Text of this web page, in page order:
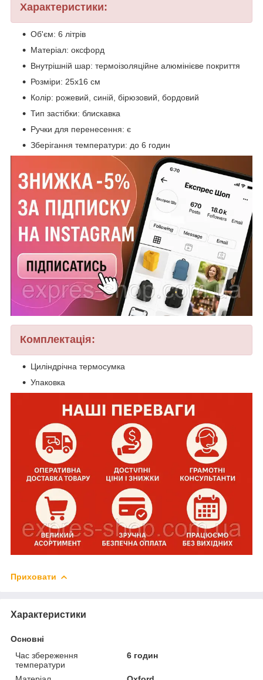
Характеристики:
Об'єм: 6 літрів
Матеріал: оксфорд
Внутрішній шар: термоізоляційне алюмінієве покриття
Розміри: 25х16 см
Колір: рожевий, синій, бірюзовий, бордовий
Тип застібки: блискавка
Ручки для перенесення: є
Зберігання температури: до 6 годин
Комплектація:
Циліндрічна термосумка
Упаковка
Приховати
Характеристики
Основні
Час збереження
температури
6 годин